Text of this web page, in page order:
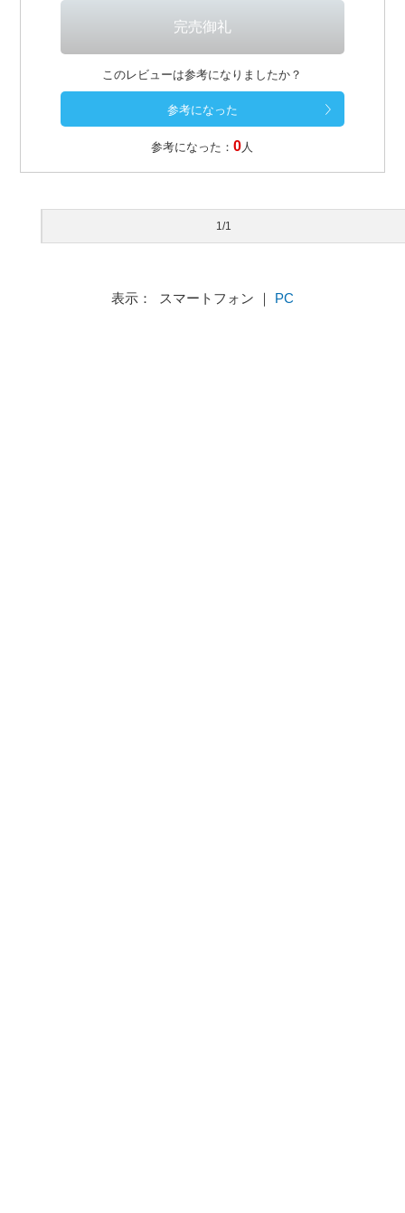
このレビューは参考になりましたか？
参考になった：0人
1/1
表示： スマートフォン ｜ PC